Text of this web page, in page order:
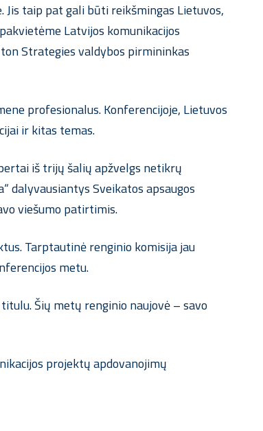
taip pat gali būti reikšmingas Lietuvos,
Latvijos komunikacijos
Strategies valdybos pirmininkas
profesionalus. Konferencijoje, Lietuvos
ir kitas temas.
iš trijų šalių apžvelgs netikrų
dalyvausiantys Sveikatos apsaugos
viešumo patirtimis.
Tarptautinė renginio komisija jau
metu.
Šių metų renginio naujovė – savo
projektų apdovanojimų